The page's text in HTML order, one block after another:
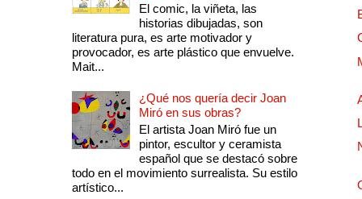
El comic, la viñeta, las
historias dibujadas, son
literatura pura, es arte motivador y
provocador, es arte plástico que envuelve.
Mait...
¿Qué nos quería decir Joan
Miró en sus obras?
El artista Joan Miró fue un
pintor, escultor y ceramista
español que se destacó sobre
todo en el movimiento surrealista. Su estilo
artístico...